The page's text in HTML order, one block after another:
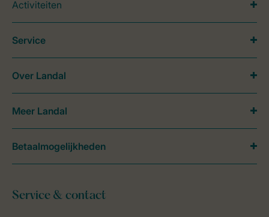
Activiteiten
Service & contact
Service
Over Landal
Meer Landal
Betaalmogelijkheden